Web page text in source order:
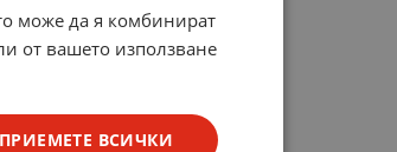
може да я комбинират
от вашето използване
ПРИЕМЕТЕ ВСИЧКИ